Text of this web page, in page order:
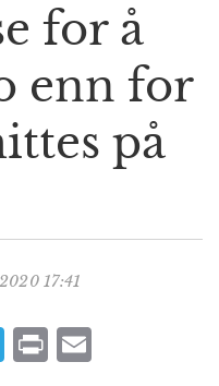
a
i
a
t
for å
enn for
på
17:41
T P